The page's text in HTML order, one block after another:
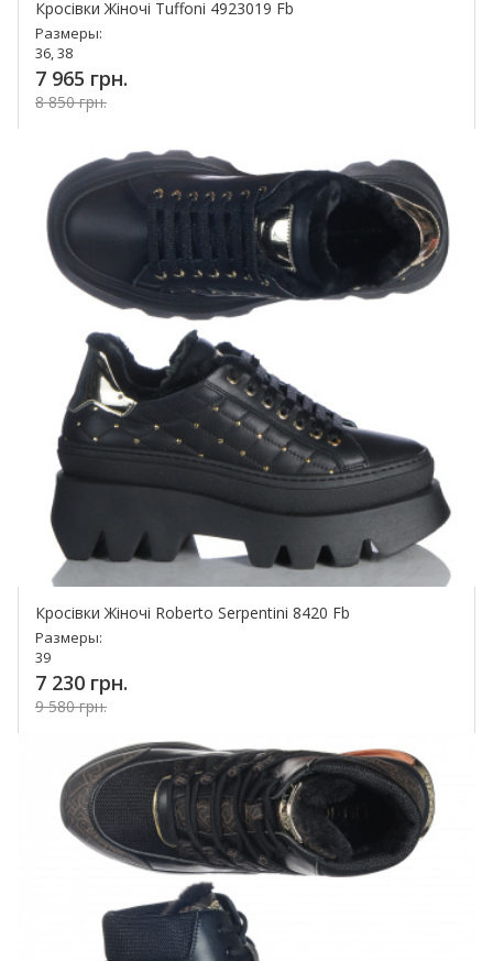
Кросівки Жіночі Tuffoni 4923019 Fb
Размеры:
36, 38
7 965 грн.
8 850 грн.
Купить!
Кросівки Жіночі Roberto Serpentini 8420 Fb
Размеры:
39
7 230 грн.
9 580 грн.
Купить!